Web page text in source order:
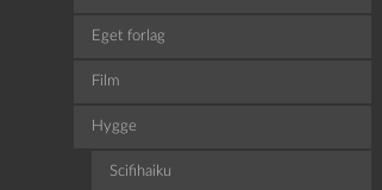
Eget forlag
Film
Hygge
Scifihaiku